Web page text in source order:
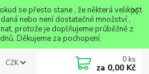
se přesto stane , že některá velikost
nebo není dostatečné množství ,
protože je doplňujeme průběžně z
Děkujeme za pochopení.
CZK 0 ks
za 0,00 Kč